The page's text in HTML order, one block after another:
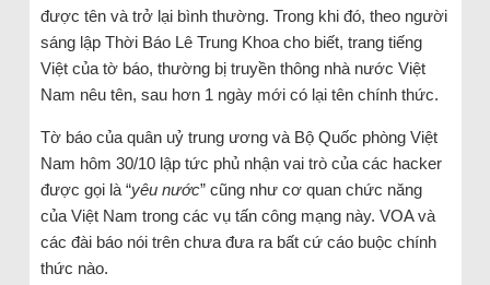
được tên và trở lại bình thường. Trong khi đó, theo người
sáng lập Thời Báo Lê Trung Khoa cho biết, trang tiếng
Việt của tờ báo, thường bị truyền thông nhà nước Việt
Nam nêu tên, sau hơn 1 ngày mới có lại tên chính thức.
Tờ báo của quân uỷ trung ương và Bộ Quốc phòng Việt
Nam hôm 30/10 lập tức phủ nhận vai trò của các hacker
được gọi là “yêu nước” cũng như cơ quan chức năng
của Việt Nam trong các vụ tấn công mạng này. VOA và
các đài báo nói trên chưa đưa ra bất cứ cáo buộc chính
thức nào.